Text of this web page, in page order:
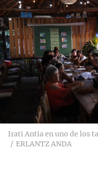
Irati Antia en uno de los
ERLANTZ ANDA